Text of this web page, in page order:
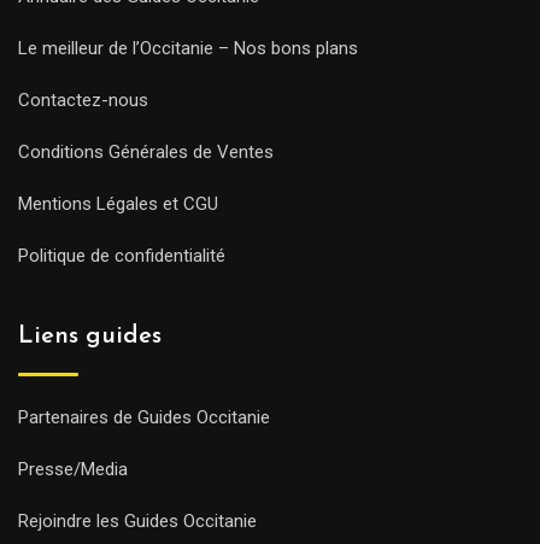
Le meilleur de l’Occitanie – Nos bons plans
Contactez-nous
Conditions Générales de Ventes
Mentions Légales et CGU
Politique de confidentialité
Liens guides
Partenaires de Guides Occitanie
Presse/Media
Rejoindre les Guides Occitanie